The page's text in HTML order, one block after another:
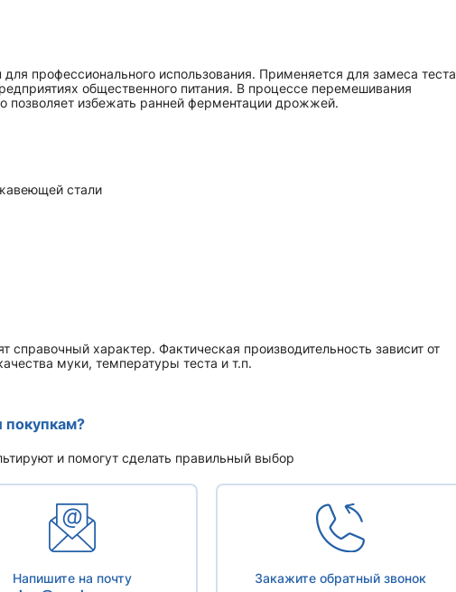
профессионального использования. Применяется для замеса теста
общественного питания. В процессе перемешивания
позволяет избежать ранней ферментации дрожжей.
стали
характер. Фактическая производительность зависит от
муки, температуры теста и т.п.
покупкам?
и помогут сделать правильный выбор
Напишите на почту
Закажите обратный звонок